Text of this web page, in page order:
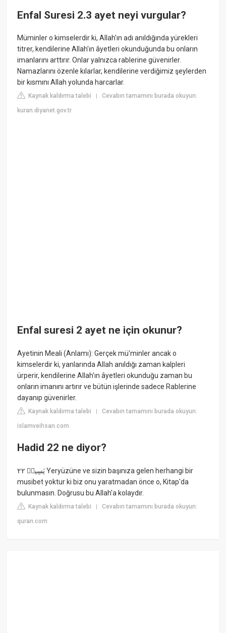
Enfal Suresi 2.3 ayet neyi vurgular?
Müminler o kimselerdir ki, Allah'ın adı anıldığında yürekleri
titrer, kendilerine Allah'ın âyetleri okunduğunda bu onların
imanlarını arttırır. Onlar yalnızca rablerine güvenirler.
Namazlarını özenle kılarlar, kendilerine verdiğimiz şeylerden
bir kısmını Allah yolunda harcarlar.
Kaynak kaldırma talebi |Cevabın tamamını burada okuyun:
kuran.diyanet.gov.tr
Enfal suresi 2 ayet ne için okunur?
Ayetinin Meali (Anlamı): Gerçek mü'minler ancak o
kimselerdir ki, yanlarında Allah anıldığı zaman kalpleri
ürperir, kendilerine Allah'ın âyetleri okunduğu zaman bu
onların imanını artırır ve bütün işlerinde sadece Rablerine
dayanıp güvenirler.
Kaynak kaldırma talebi |Cevabın tamamını burada okuyun:
islamveihsan.com
Hadid 22 ne diyor?
يَسِيرٞ ٢٢ Yeryüzüne ve sizin başınıza gelen herhangi bir
musibet yoktur ki biz onu yaratmadan önce o, Kitap'da
bulunmasın. Doğrusu bu Allah'a kolaydır.
Kaynak kaldırma talebi |Cevabın tamamını burada okuyun:
quran.com